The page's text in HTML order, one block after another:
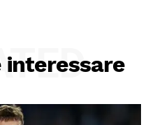
interessare